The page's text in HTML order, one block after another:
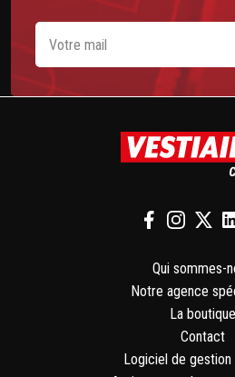
Qui sommes-
Notre agence
La boutique
Contact
Logiciel de gestion